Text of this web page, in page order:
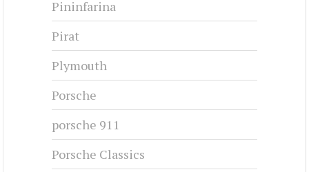
Pininfarina
Pirat
Plymouth
Porsche
porsche 911
Porsche Classics